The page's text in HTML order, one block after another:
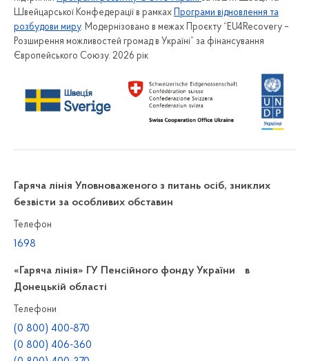
Швейцарської Конфедерації в рамках
Програми відновлення та
розбудови миру. Модернізовано в межах Проєкту “EU4Recovery –
Розширення можливостей громад в Україні” за фінансування
Європейського Союзу. 2026 рік
Гаряча лінія Уповноваженого з питань осіб, зниклих
безвісти за особливих обставин
Телефон
1698
«Гаряча лінія» ГУ Пенсійного фонду України в
Донецькій області
Телефони
(0 800) 400-870
(0 800) 406-360